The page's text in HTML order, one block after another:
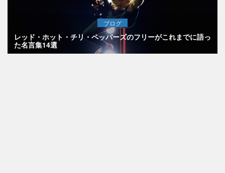
ブログ
レッド・ホット・チリ・ペッパーズのフリーがこれまでに語っ
た名言集14選